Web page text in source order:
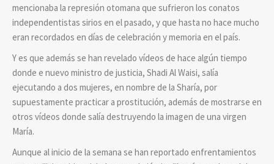
mencionaba la represión otomana que sufrieron los conatos
independentistas sirios en el pasado, y que hasta no hace mucho
eran recordados en días de celebración y memoria en el país.
Y es que además se han revelado vídeos de hace algún tiempo
donde e nuevo ministro de justicia, Shadi Al Waisi, salía
ejecutando a dos mujeres, en nombre de la Sharía, por
supuestamente practicar a prostitución, además de mostrarse en
otros vídeos donde salía destruyendo la imagen de una virgen
María.
Aunque al inicio de la semana se han reportado enfrentamientos